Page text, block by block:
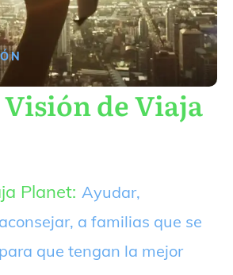
de Viaja
Planet: Ayudar,
a familias que se
que tengan la mejor